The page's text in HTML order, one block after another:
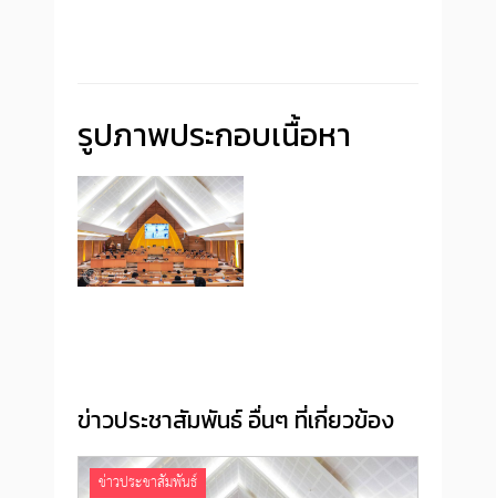
รูปภาพประกอบเนื้อหา
ข่าวประชาสัมพันธ์ อื่นๆ ที่เกี่ยวข้อง
ข่าวประชาสัมพันธ์